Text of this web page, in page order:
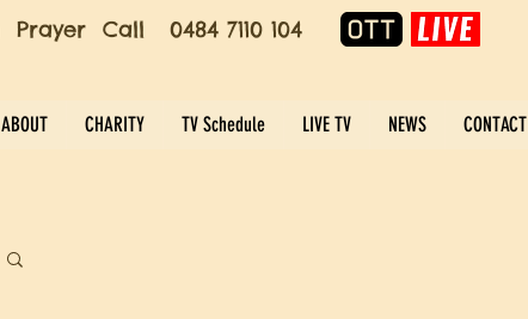
Prayer Call 0484 7110 104
ABOUT CHARITY TV Schedule LIVE TV NEWS CONTACT